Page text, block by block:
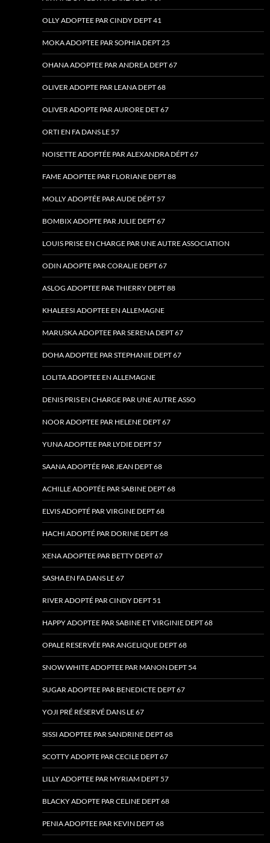
OLLY ADOPTEE PAR CINDY DEPT 41
MOKA ADOPTEE PAR SOPHIA DEPT 25
OHANA ADOPTEE PAR ANDREA DEPT 67
OLIVER ADOPTE PAR LEANA DEPT 68
OLIVER ADOPTE PAR AURORE DET 67
ORTI EN FA DANS LE 57
NOISETTE ADOPTÉE PAR ALEXANDRA DÉPT 67
FAME ADOPTEE PAR FLORIANE DEPT 88
MOLLY ADOPTÉE PAR AUDE DÉPT 57
BOMBIX ADOPTE PAR JULIE DEPT 67
LOUIS PRISE EN CHARGE PAR UNE AUTRE ASSOCIATION
ODIN ADOPTE PAR CORALIE DEPT 67
ASLOG ADOPTEE PAR THIERRY DEPT 88
KHALEESI ADOPTEE EN ALLEMAGNE
MARUSKA ADOPTEE PAR SERENA DEPT 67
DOHA ADOPTEE PAR STEPHANIE DEPT 67
LOLITA ADOPTEE EN ALLEMAGNE
DENIS PRIS EN CHARGE PAR UNE AUTRE ASSO
NOOR ADOPTEE PAR HELENE DEPT 67
YUNA ADOPTEE PAR LYDIE DEPT 57
SAANA ADOPTÉE PAR JEAN DEPT 68
ACHILLE ADOPTÉE PAR SABINE DEPT 68
ELVIS ADOPTÉ PAR VIRGINE DEPT 68
HACHI ADOPTÉ PAR DORINE DEPT 68
XENA ADOPTEE PAR BETTY DEPT 67
SASHA EN FA DANS LE 67
RIVER ADOPTÉ PAR CINDY DEPT 51
HAPPY ADOPTEE PAR SABINE ET VIRGINIE DEPT 68
OPALE RESERVÉE PAR ANGELIQUE DEPT 68
SNOW WHITE ADOPTEE PAR MANON DEPT 54
SUGAR ADOPTEE PAR BENEDICTE DEPT 67
YOJI PRÉ RÉSERVÉ DANS LE 67
SISSI ADOPTEE PAR SANDRINE DEPT 68
SCOTTY ADOPTE PAR CECILE DEPT 67
LILLY ADOPTEE PAR MYRIAM DEPT 57
BLACKY ADOPTE PAR CELINE DEPT 68
PENIA ADOPTEE PAR KEVIN DEPT 68